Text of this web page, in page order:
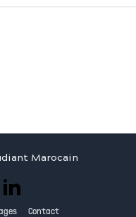
Marocain
Contact